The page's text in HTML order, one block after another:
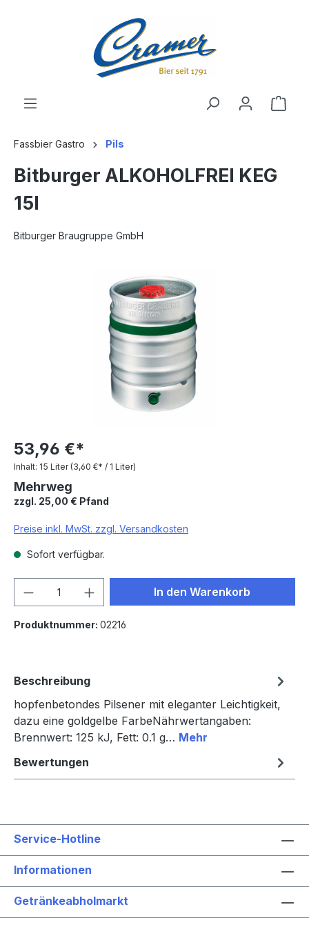
Fassbier Gastro Pils
Bitburger ALKOHOLFREI KEG
15l
Bitburger Braugruppe GmbH
Bildergalerie überspringen
53,96 €*
Inhalt: 15 Liter (3,60 €* / 1 Liter)
Mehrweg
zzgl. 25,00 € Pfand
Preise inkl. MwSt. zzgl. Versandkosten
Sofort verfügbar.
Produkt Anzahl: Gib denIn den Warenkorb
Produktnummer: 02216
Beschreibung
hopfenbetondes Pilsener mit eleganter Leichtigkeit,
dazu eine goldgelbe FarbeNährwertangaben:
Brennwert: 125 kJ, Fett: 0.1 g… Mehr
Bewertungen
Service-Hotline
Informationen
Getränkeabholmarkt